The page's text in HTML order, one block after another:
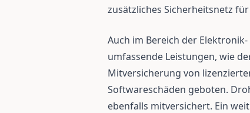
zusätzliches Sicherheitsnetz
Auch im Bereich der
umfassende Leistungen, wie
Mitversicherung von
Softwareschäden geboten.
ebenfalls mitversichert. Ein